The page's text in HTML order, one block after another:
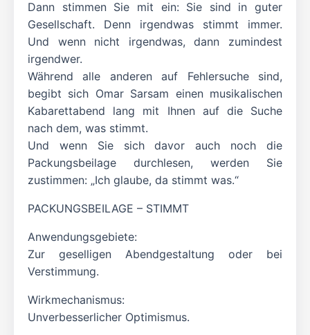
Dann stimmen Sie mit ein: Sie sind in guter
Gesellschaft. Denn irgendwas stimmt immer.
Und wenn nicht irgendwas, dann zumindest
irgendwer.
Während alle anderen auf Fehlersuche sind,
begibt sich Omar Sarsam einen musikalischen
Kabarettabend lang mit Ihnen auf die Suche
nach dem, was stimmt.
Und wenn Sie sich davor auch noch die
Packungsbeilage durchlesen, werden Sie
zustimmen: „Ich glaube, da stimmt was.“
PACKUNGSBEILAGE – STIMMT
Anwendungsgebiete:
Zur geselligen Abendgestaltung oder bei
Verstimmung.
Wirkmechanismus:
Unverbesserlicher Optimismus.